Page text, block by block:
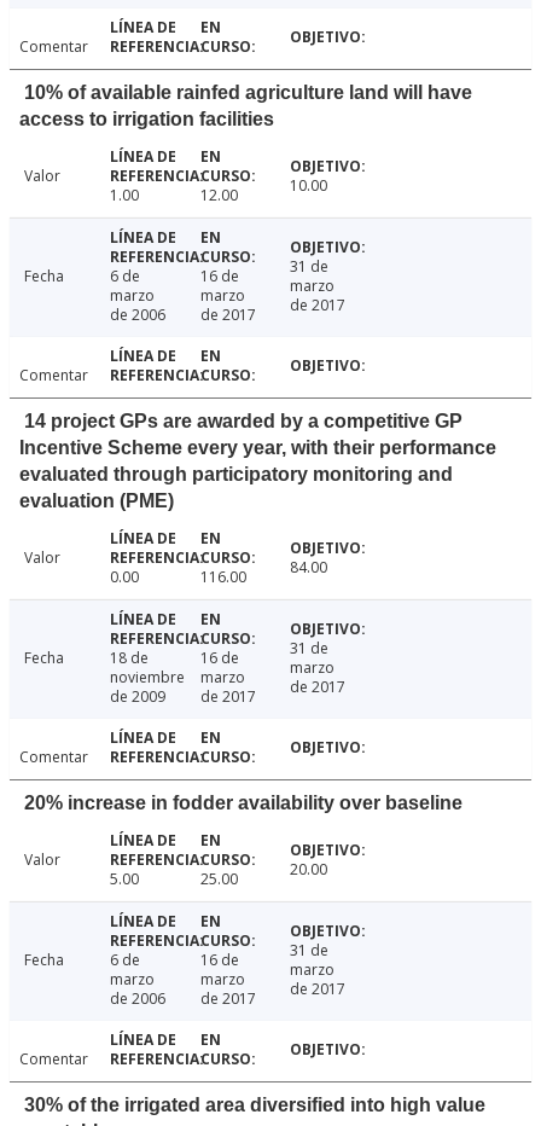
Comentar
10% of available rainfed agriculture land will have
access to irrigation facilities
Valor
1.00
12.00 10.00
Fecha
6 de
marzo
de 2006
16 de
marzo
de 2017
31 de
marzo
de 2017
Comentar
14 project GPs are awarded by a competitive GP
Incentive Scheme every year, with their performance
evaluated through participatory monitoring and
evaluation (PME)
Valor
0.00
116.00 84.00
Fecha
18 de
noviembre
de 2009
16 de
marzo
de 2017
31 de
marzo
de 2017
Comentar
20% increase in fodder availability over baseline
Valor
5.00
25.00 20.00
Fecha
6 de
marzo
de 2006
16 de
marzo
de 2017
31 de
marzo
de 2017
Comentar
30% of the irrigated area diversified into high value